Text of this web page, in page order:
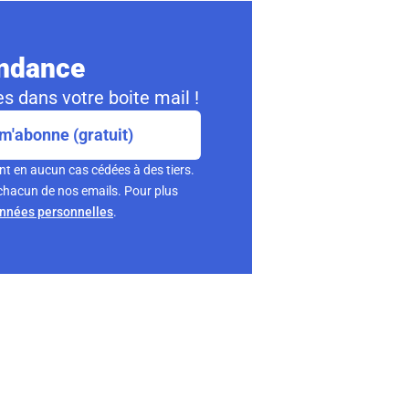
dans votre boite mail !
(gratuit)
en aucun cas cédées à des tiers.
de nos emails. Pour plus
personnelles.